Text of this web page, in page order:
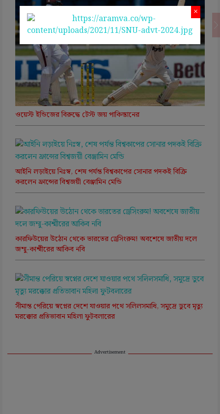
ওয়েস্ট ইন্ডিজের বিরুদ্ধে টেস্ট জয় পাকিস্তানের
আইনি লড়াইয়ে নিঃস্ব, শেষ পর্যন্ত বিশ্বকাপের সোনার পদকই বিক্রি
করলেন ফ্রান্সের বিশ্বজয়ী বেঞ্জামিন মেন্ডি
কারফিউয়ের উঠোন থেকে ভারতের ড্রেসিংরুম! অবশেষে জাতীয় দলে
জম্মু-কাশ্মীরের আকিব নবি
সীমান্ত পেরিয়ে স্বপ্নের দেশে যাওয়ার পথে সলিলসমাধি, সমুদ্রে ডুবে মৃত্যু
মরক্কোর প্রতিভাবান মহিলা ফুটবলারের
Advertisement
×